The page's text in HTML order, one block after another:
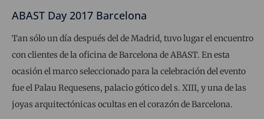
ABAST Day 2017 Barcelona
Tan sólo un día después del de Madrid, tuvo lugar el encuentro
con clientes de la oficina de Barcelona de ABAST. En esta
ocasión el marco seleccionado para la celebración del evento
fue el Palau Requesens, palacio gótico del s. XIII, y una de las
joyas arquitectónicas ocultas en el corazón de Barcelona.